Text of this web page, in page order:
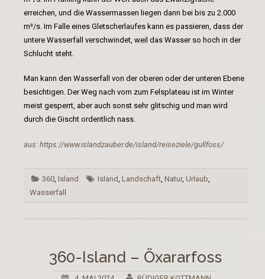
erreichen, und die Wassermassen liegen dann bei bis zu 2.000
m³/s. Im Falle eines Gletscherlaufes kann es passieren, dass der
untere Wasserfall verschwindet, weil das Wasser so hoch in der
Schlucht steht.
Man kann den Wasserfall von der oberen oder der unteren Ebene
besichtigen. Der Weg nach vorn zum Felsplateau ist im Winter
meist gesperrt, aber auch sonst sehr glitschig und man wird
durch die Gischt ordentlich nass.
aus: https://www.islandzauber.de/island/reiseziele/gullfoss/
360,Island Island, Landschaft, Natur, Urlaub,
Wasserfall
360-Island – Öxararfoss